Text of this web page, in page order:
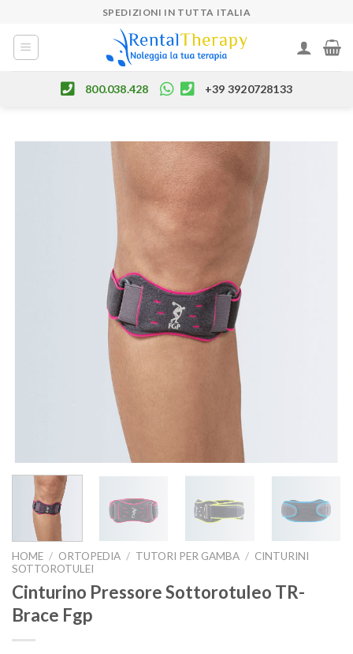
content
SPEDIZIONI IN TUTTA ITALIA
800.038.428 +39 3920728133
HOME / ORTOPEDIA / TUTORI PER GAMBA / CINTURINI
SOTTOROTULEI
Cinturino Pressore Sottorotuleo TR-
Brace Fgp